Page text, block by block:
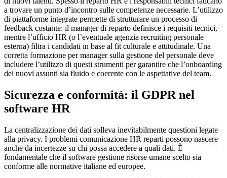
a trovare un punto d’incontro sulle competenze necessarie. L’utilizzo
di piattaforme integrate permette di strutturare un processo di
feedback costante: il manager di reparto definisce i requisiti tecnici,
mentre l’ufficio HR (o l’eventuale agenzia recruiting personale
esterna) filtra i candidati in base al fit culturale e attitudinale. Una
corretta formazione per manager sulla gestione del personale deve
includere l’utilizzo di questi strumenti per garantire che l’onboarding
dei nuovi assunti sia fluido e coerente con le aspettative del team.
Sicurezza e conformità: il GDPR nel
software HR
La centralizzazione dei dati solleva inevitabilmente questioni legate
alla privacy. I problemi comunicazione HR reparti possono nascere
anche da incertezze su chi possa accedere a quali dati. È
fondamentale che il software gestione risorse umane scelto sia
conforme alle normative italiane ed europee.